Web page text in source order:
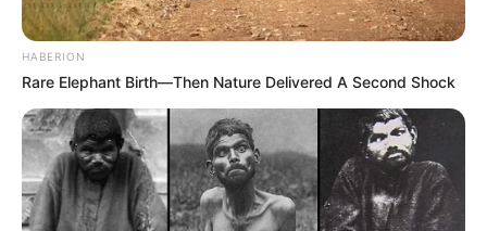
HABERION
Rare Elephant Birth—Then Nature Delivered A Second Shock